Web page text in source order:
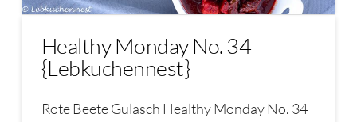
Healthy Monday No. 34
{Lebkuchennest}
Rote Beete Gulasch Healthy Monday No. 34